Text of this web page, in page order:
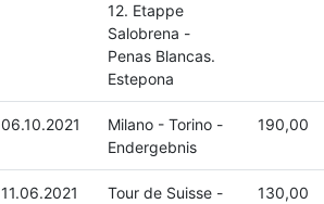
12. Etappe
Salobrena -
Penas Blancas.
Estepona
06.10.2021
Milano - Torino -
Endergebnis
190,00
11.06.2021
Tour de Suisse -
130,00